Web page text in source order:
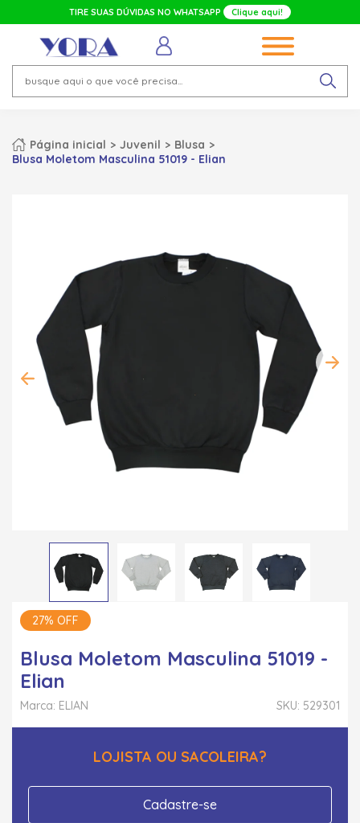
TIRE SUAS DÚVIDAS NO WHATSAPP Clique aqui!
Página inicial Juvenil
Blusa
Blusa Moletom Masculina 51019 - Elian
27% OFF
Blusa Moletom Masculina 51019 -
Elian
SKU: 529301
Marca: ELIAN
LOJISTA OU SACOLEIRA?
Cadastre-se